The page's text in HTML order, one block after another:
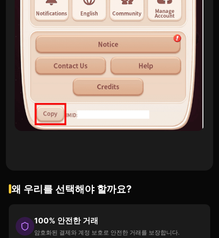
왜 우리를 선택해야 할까요?
100% 안전한 거래
암호화된 결제와 계정 보호로 안전한 거래를 보장합니다.